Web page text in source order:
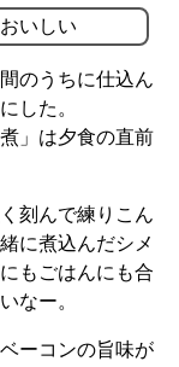
いしい
のうちに仕込ん
した。
」は夕食の直前
刻んで練りこん
に煮込んだシメ
もごはんにも合
なー。
ーコンの旨味が